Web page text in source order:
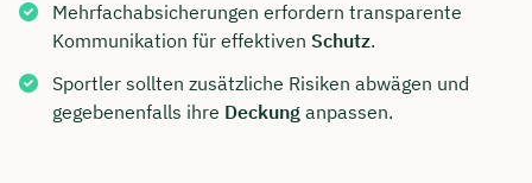
Mehrfachabsicherungen erfordern transparente
Kommunikation für effektiven Schutz.
Sportler sollten zusätzliche Risiken abwägen und
gegebenenfalls ihre Deckung anpassen.